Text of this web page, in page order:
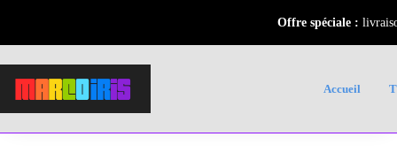
Offre spéciale :
Accueil